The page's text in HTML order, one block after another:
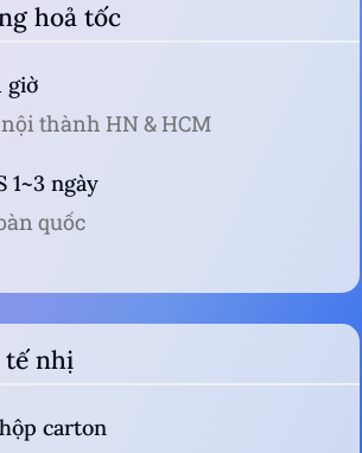
hoả tốc
giờ
thành HN & HCM
1~3 ngày
quốc
tế nhị
carton